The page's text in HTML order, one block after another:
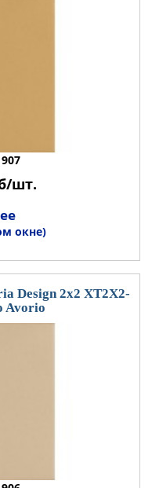
шт.
окне)
Design 2x2 XT2X2-
Avorio